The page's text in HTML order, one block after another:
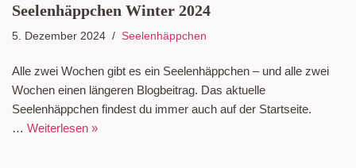
Seelenhäppchen Winter 2024
5. Dezember 2024 Seelenhäppchen
Alle zwei Wochen gibt es ein Seelenhäppchen – und alle zwei
Wochen einen längeren Blogbeitrag. Das aktuelle
Seelenhäppchen findest du immer auch auf der Startseite.
… Weiterlesen »